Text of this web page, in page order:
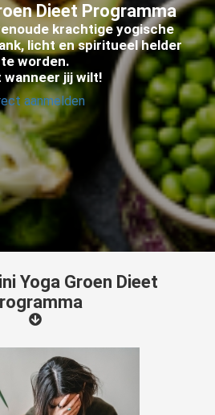
Dieet Programma
krachtige yogische
licht en spiritueel helder
te worden.
wanneer jij wilt!
aanmelden
Yoga Groen Dieet